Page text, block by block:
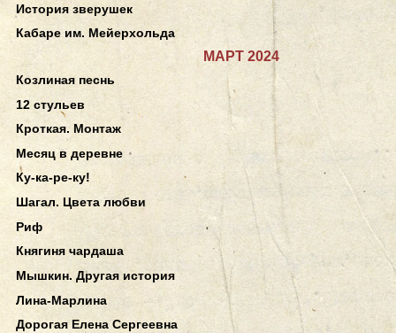
История зверушек
Кабаре им. Мейерхольда
МАРТ 2024
Козлиная песнь
12 стульев
Кроткая. Монтаж
Месяц в деревне
Ку-ка-ре-ку!
Шагал. Цвета любви
Риф
Княгиня чардаша
Мышкин. Другая история
Лина-Марлина
Дорогая Елена Сергеевна